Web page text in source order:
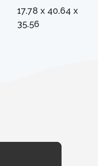
17.78 x 40.64 x
35.56